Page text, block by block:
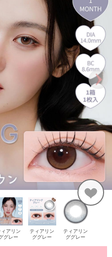
ィアリン
グレー
ティアリン
ググレー
ティアリン
ググレー